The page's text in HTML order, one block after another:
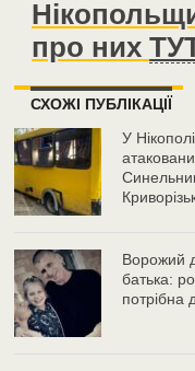
про них
СХОЖІ ПУБЛІКАЦІЇ
У
Ворожий
батька:
потрібна